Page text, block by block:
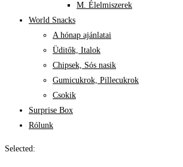
M. Élelmiszerek
World Snacks
A hónap ajánlatai
Üditők, Italok
Chipsek, Sós nasik
Gumicukrok, Pillecukrok
Csokik
Surprise Box
Rólunk
Selected: